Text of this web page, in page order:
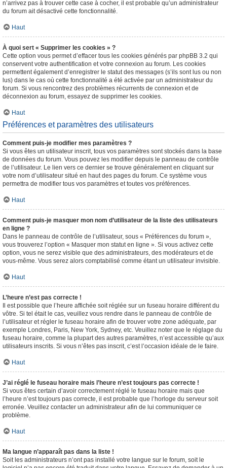
n’arrivez pas à trouver cette case à cocher, il est probable qu’un administrateur
du forum ait désactivé cette fonctionnalité.
Haut
À quoi sert « Supprimer les cookies » ?
Cette option vous permet d’effacer tous les cookies générés par phpBB 3.2 qui
conservent votre authentification et votre connexion au forum. Les cookies
permettent également d’enregistrer le statut des messages (s’ils sont lus ou non
lus) dans le cas où cette fonctionnalité a été activée par un administrateur du
forum. Si vous rencontrez des problèmes récurrents de connexion et de
déconnexion au forum, essayez de supprimer les cookies.
Haut
Préférences et paramètres des utilisateurs
Comment puis-je modifier mes paramètres ?
Si vous êtes un utilisateur inscrit, tous vos paramètres sont stockés dans la base
de données du forum. Vous pouvez les modifier depuis le panneau de contrôle
de l’utilisateur. Le lien vers ce dernier se trouve généralement en cliquant sur
votre nom d’utilisateur situé en haut des pages du forum. Ce système vous
permettra de modifier tous vos paramètres et toutes vos préférences.
Haut
Comment puis-je masquer mon nom d’utilisateur de la liste des utilisateurs
en ligne ?
Dans le panneau de contrôle de l’utilisateur, sous « Préférences du forum »,
vous trouverez l’option « Masquer mon statut en ligne ». Si vous activez cette
option, vous ne serez visible que des administrateurs, des modérateurs et de
vous-même. Vous serez alors comptabilisé comme étant un utilisateur invisible.
Haut
L’heure n’est pas correcte !
Il est possible que l’heure affichée soit réglée sur un fuseau horaire différent du
vôtre. Si tel était le cas, veuillez vous rendre dans le panneau de contrôle de
l’utilisateur et régler le fuseau horaire afin de trouver votre zone adéquate, par
exemple Londres, Paris, New York, Sydney, etc. Veuillez noter que le réglage du
fuseau horaire, comme la plupart des autres paramètres, n’est accessible qu’aux
utilisateurs inscrits. Si vous n’êtes pas inscrit, c’est l’occasion idéale de le faire.
Haut
J’ai réglé le fuseau horaire mais l’heure n’est toujours pas correcte !
Si vous êtes certain d’avoir correctement réglé le fuseau horaire mais que
l’heure n’est toujours pas correcte, il est probable que l’horloge du serveur soit
erronée. Veuillez contacter un administrateur afin de lui communiquer ce
problème.
Haut
Ma langue n’apparaît pas dans la liste !
Soit les administrateurs n’ont pas installé votre langue sur le forum, soit le